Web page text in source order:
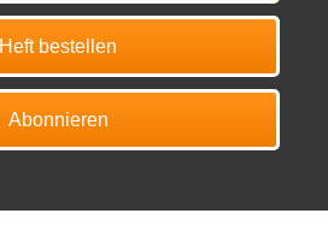
Heft bestellen
Abonnieren